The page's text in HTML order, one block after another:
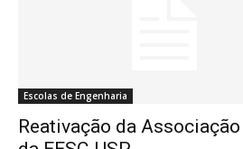
Escolas de Engenharia
Reativação da